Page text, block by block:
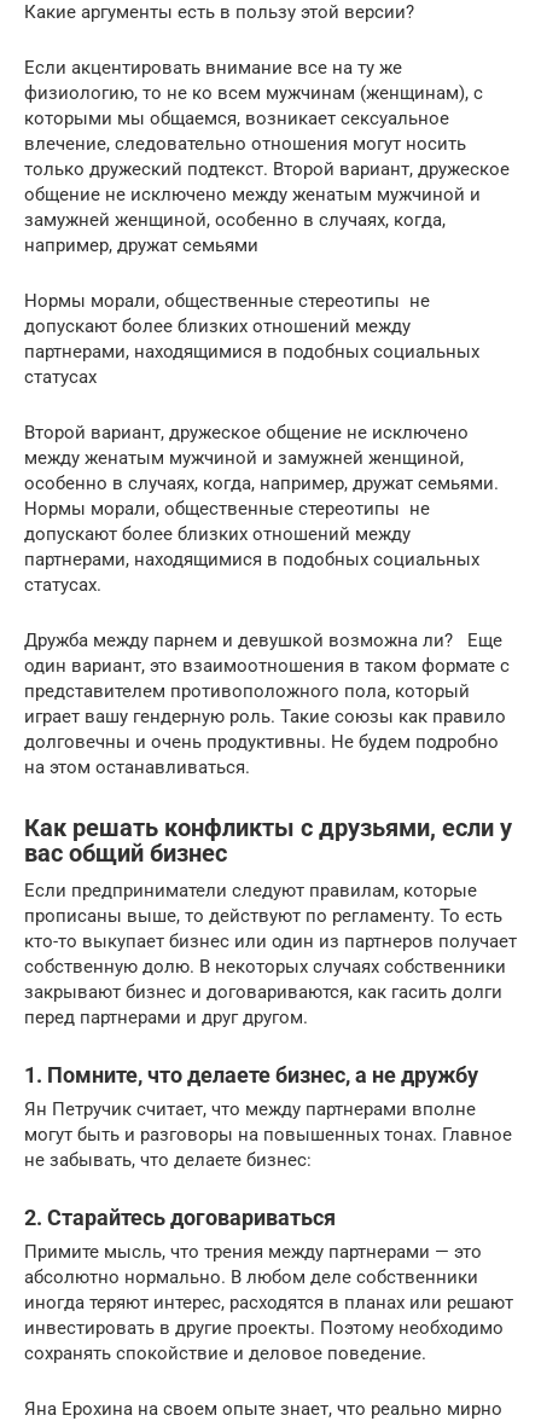
Какие аргументы есть в пользу этой версии?
Если акцентировать внимание все на ту же
физиологию, то не ко всем мужчинам (женщинам), с
которыми мы общаемся, возникает сексуальное
влечение, следовательно отношения могут носить
только дружеский подтекст. Второй вариант, дружеское
общение не исключено между женатым мужчиной и
замужней женщиной, особенно в случаях, когда,
например, дружат семьями
Нормы морали, общественные стереотипы не
допускают более близких отношений между
партнерами, находящимися в подобных социальных
статусах
Второй вариант, дружеское общение не исключено
между женатым мужчиной и замужней женщиной,
особенно в случаях, когда, например, дружат семьями.
Нормы морали, общественные стереотипы не
допускают более близких отношений между
партнерами, находящимися в подобных социальных
статусах.
Дружба между парнем и девушкой возможна ли? Еще
один вариант, это взаимоотношения в таком формате с
представителем противоположного пола, который
играет вашу гендерную роль. Такие союзы как правило
долговечны и очень продуктивны. Не будем подробно
на этом останавливаться.
Как решать конфликты с друзьями, если у
вас общий бизнес
Если предприниматели следуют правилам, которые
прописаны выше, то действуют по регламенту. То есть
кто-то выкупает бизнес или один из партнеров получает
собственную долю. В некоторых случаях собственники
закрывают бизнес и договариваются, как гасить долги
перед партнерами и друг другом.
1. Помните, что делаете бизнес, а не дружбу
Ян Петручик считает, что между партнерами вполне
могут быть и разговоры на повышенных тонах. Главное
не забывать, что делаете бизнес:
2. Старайтесь договариваться
Примите мысль, что трения между партнерами — это
абсолютно нормально. В любом деле собственники
иногда теряют интерес, расходятся в планах или решают
инвестировать в другие проекты. Поэтому необходимо
сохранять спокойствие и деловое поведение.
Яна Ерохина на своем опыте знает, что реально мирно